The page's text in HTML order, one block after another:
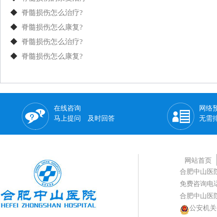
◆ 脊髓损伤怎么治疗?
◆ 脊髓损伤怎么康复?
◆ 脊髓损伤怎么治疗?
◆ 脊髓损伤怎么康复?
在线咨询
马上提问 及时回答
网络
无需
网站首页
合肥中山医
免费咨询电
合肥中山医
公安机关